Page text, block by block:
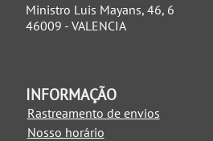
Ministro Luis Mayans, 46, 6
46009 - VALENCIA
INFORMAÇÃO
Rastreamento de envios
Nosso horário